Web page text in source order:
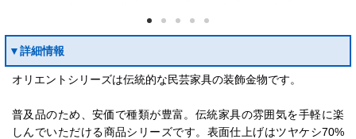
▼詳細情報
オリエントシリーズは伝統的な民芸家具の装飾金物です。
普及品のため、安価で種類が豊富。伝統家具の雰囲気を手軽に楽
しんでいただける商品シリーズです。表面仕上げはツヤケシ70%